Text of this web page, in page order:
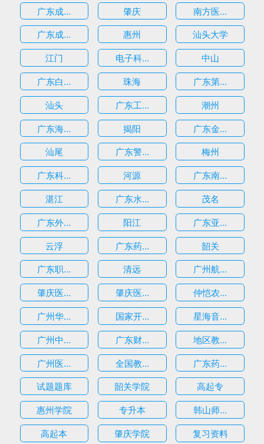
广东成...
肇庆
南方医...
广东成...
惠州
汕头大学
江门
电子科...
中山
广东白...
珠海
广东第...
汕头
广东工...
潮州
广东海...
揭阳
广东金...
汕尾
广东警...
梅州
广东科...
河源
广东南...
湛江
广东水...
茂名
广东外...
阳江
广东亚...
云浮
广东药...
韶关
广东职...
清远
广州航...
肇庆医...
肇庆医...
仲恺农...
广州华...
国家开...
星海音...
广州中...
广东财...
地区教...
广州医...
全国教...
广东药...
试题题库
韶关学院
高起专
惠州学院
专升本
韩山师...
高起本
肇庆学院 复习资料